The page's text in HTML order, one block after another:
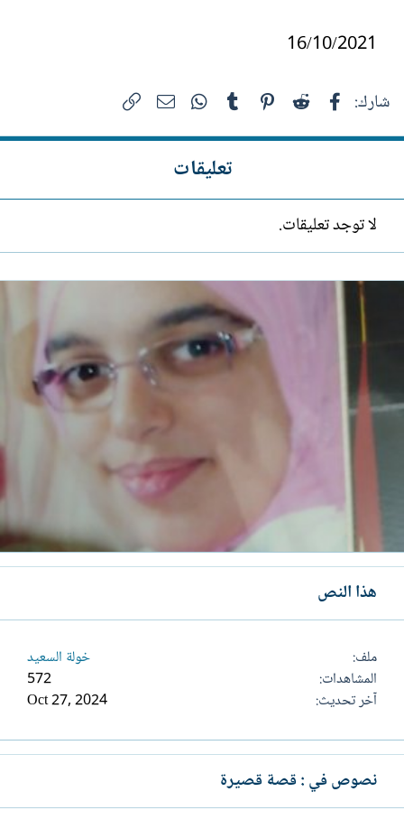
16/10/2021
شارك: فيسبوك Reddit
Pinterest
Tumblr
WhatsAppالبريد الإلكتروني
تعليقات
لا توجد تعليقات.
هذا النص
ملف
خولة السعيد
المشاهدات
572
آخر تحديث
Oct 27, 2024
نصوص في : قصة قصيرة